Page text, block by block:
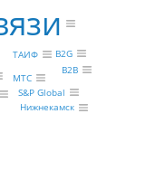
МТС
ТАИФ
S&P Global
B2B
B2G
Нижнекамск